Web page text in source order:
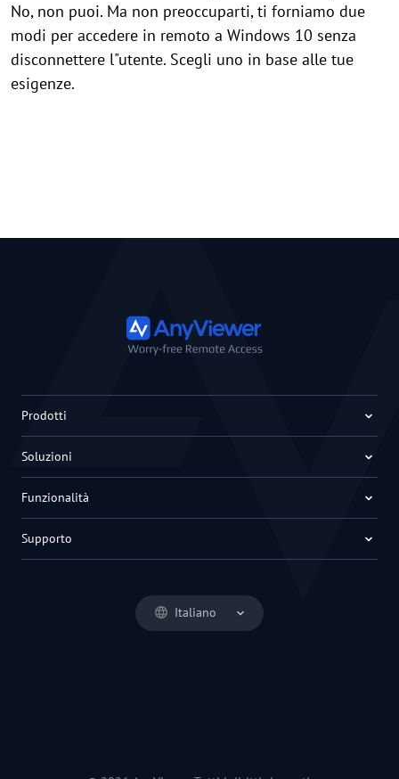
No, non puoi. Ma non preoccuparti, ti forniamo due
modi per accedere in remoto a Windows 10 senza
disconnettere l"utente. Scegli uno in base alle tue
esigenze.
Italiano
Prodotti
Soluzioni
Funzionalità
Supporto